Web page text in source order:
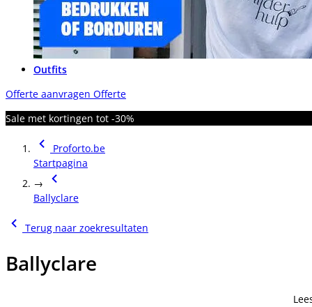
Outfits
Offerte aanvragen Offerte
Sale met kortingen tot -30%
Proforto.be
Startpagina
→
Ballyclare
Terug naar zoekresultaten
Ballyclare